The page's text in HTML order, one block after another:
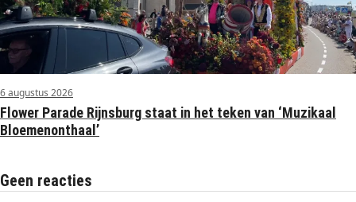
6 augustus 2026
Flower Parade Rijnsburg staat in het teken van ‘Muzikaal
Bloemenonthaal’
Geen reacties